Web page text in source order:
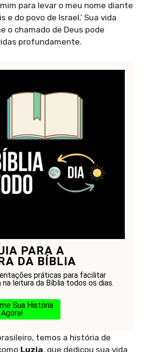
para levar o meu nome diante
e do povo de Israel.’ Sua vida
o chamado de Deus pode
profundamente.
PARA A
DA BÍBLIA
práticas para facilitar
na leitura da Bíblia todos os dias.
Sua História
Agora!
temos a história de
Luzia, que dedicou sua vida